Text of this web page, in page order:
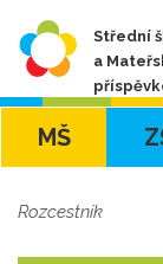
Střední
a
MŠ
Rozcestník